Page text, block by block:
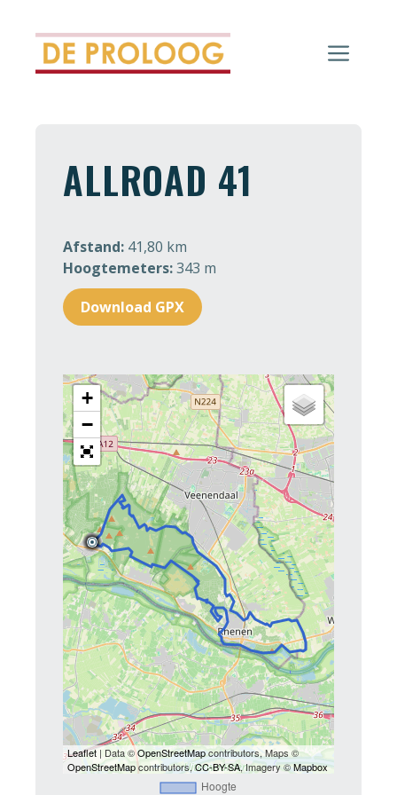
naar
de
inhoud
ALLROAD 41
Afstand: 41,80 km
Hoogtemeters:343 m
Download GPX
+
−
Leaflet| Data ©OpenStreetMapcontributors, Maps ©
OpenStreetMapcontributors,CC-BY-SA, Imagery ©Mapbox